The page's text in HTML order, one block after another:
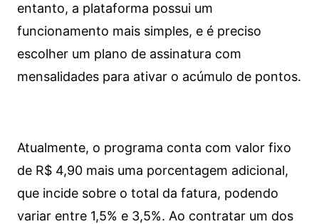
entanto, a plataforma possui um
funcionamento mais simples, e é preciso
escolher um plano de assinatura com
mensalidades para ativar o acúmulo de pontos.
Atualmente, o programa conta com valor fixo
de R$ 4,90 mais uma porcentagem adicional,
que incide sobre o total da fatura, podendo
variar entre 1,5% e 3,5%. Ao contratar um dos